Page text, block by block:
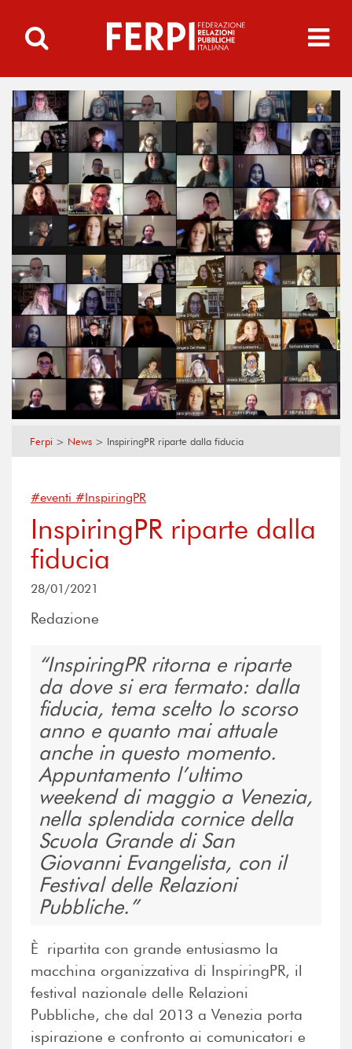
Ferpi > News > InspiringPR riparte dalla fiducia
#eventi #InspiringPR
InspiringPR riparte dalla
fiducia
28/01/2021
Redazione
InspiringPR ritorna e riparte
da dove si era fermato: dalla
fiducia, tema scelto lo scorso
anno e quanto mai attuale
anche in questo momento.
Appuntamento l’ultimo
weekend di maggio a Venezia,
nella splendida cornice della
Scuola Grande di San
Giovanni Evangelista, con il
Festival delle Relazioni
Pubbliche.
È ripartita con grande entusiasmo la
macchina organizzativa di InspiringPR, il
festival nazionale delle Relazioni
Pubbliche, che dal 2013 a Venezia porta
ispirazione e confronto ai comunicatori e